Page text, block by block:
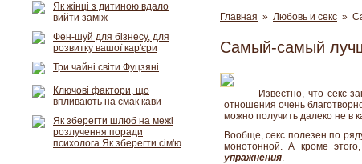
Главная » Любовь и секс »
Самый-самый
Известно, что секс
отношения очень
можно получить далеко не в
Вообще, секс полезен по
монотонной. А кроме
упражнения.
Як жінці з дитиною вдало
вийти заміж
Фен-шуй для бізнесу, для
розвитку вашої кар'єри
Три чайні світи Фуцзяні
Ключові фактори, що
впливають на смак кави
Як зберегти шлюб на межі
розлучення поради
психолога Як зберегти сім'ю